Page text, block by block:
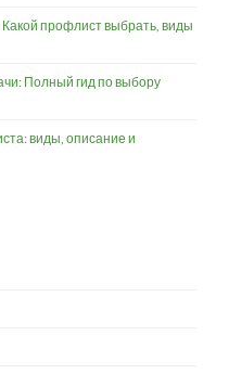
профлист выбрать, виды
Полный гид по выбору
виды, описание и